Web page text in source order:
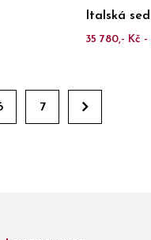
Italská
35 780,- Kč
7